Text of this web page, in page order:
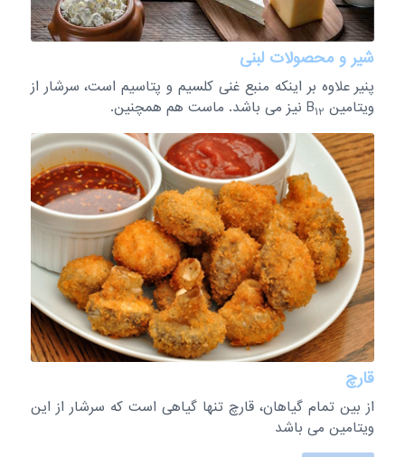
شیر و محصولات لبنی
پنیر علاوه بر اینکه منبع غنی کلسیم و پتاسیم است، سرشار از
ویتامین B 12 نیز می باشد. ماست هم همچنین.
قارچ
از بین تمام گیاهان، قارچ تنها گیاهی است که سرشار از این
ویتامین می باشد